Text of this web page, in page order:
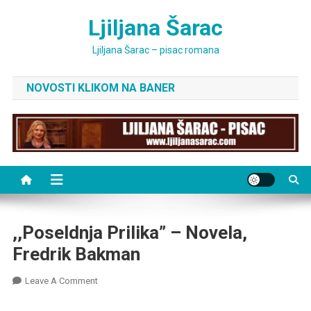
Ljiljana Šarac
Ljiljana Šarac – pisac romana
NOVOSTI KLIKOM NA BANER
,,Poseldnja Prilika” – Novela,
Fredrik Bakman
Leave A CommentOn